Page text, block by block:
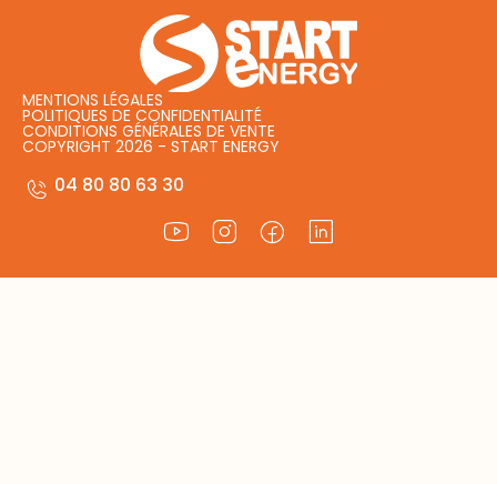
MENTIONS LÉGALES
POLITIQUES DE CONFIDENTIALITÉ
CONDITIONS GÉNÉRALES DE VENTE
COPYRIGHT 2026 - START ENERGY
04 80 80 63 30